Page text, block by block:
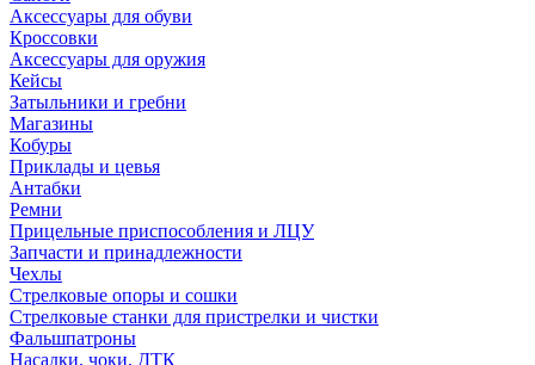
Аксессуары для обуви
Кроссовки
Аксессуары для оружия
Кейсы
Затыльники и гребни
Магазины
Кобуры
Приклады и цевья
Антабки
Ремни
Прицельные приспособления и ЛЦУ
Запчасти и принадлежности
Чехлы
Стрелковые опоры и сошки
Стрелковые станки для пристрелки и чистки
Фальшпатроны
Насадки, чоки, ДТК